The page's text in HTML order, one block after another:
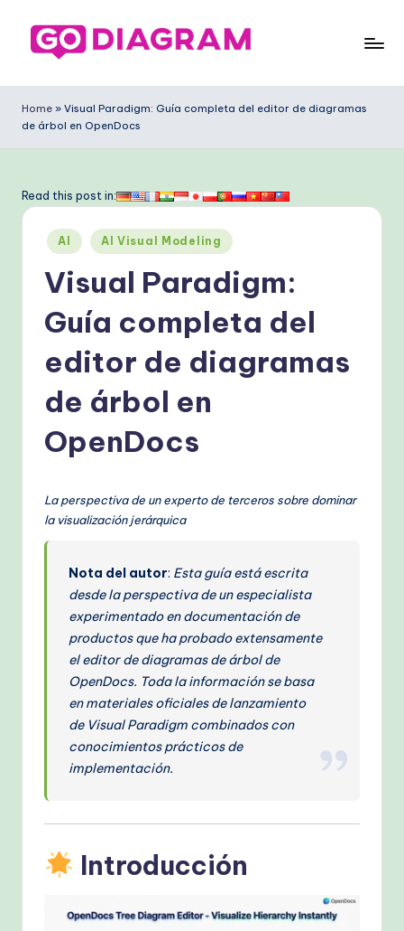
Saltar
o
D
g
ra
m
ni
P
Home » Visual Paradigm: Guía completa del editor de diagramas
de árbol en OpenDocs
Read this post in:
Publicado
en
AI AI Visual Modeling
Visual Paradigm:
Guía completa del
editor de diagramas
de árbol en
OpenDocs
La perspectiva de un experto de terceros sobre dominar
la visualización jerárquica
Nota del autor: Esta guía está escrita
desde la perspectiva de un especialista
experimentado en documentación de
productos que ha probado extensamente
el editor de diagramas de árbol de
OpenDocs. Toda la información se basa
en materiales oficiales de lanzamiento
de Visual Paradigm combinados con
conocimientos prácticos de
implementación.
Introducción